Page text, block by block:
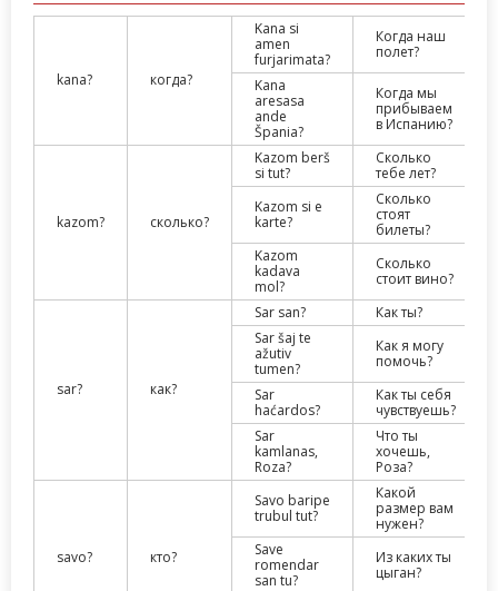
kana? когда?
Kana si
amen
furjarimata?
Когда наш
полет?
Kana
aresasa
ande
Špania?
Когда мы
прибываем
в Испанию?
kazom? сколько?
Kazom berš
si tut?
Сколько
тебе лет?
Kazom si e
karte?
Сколько
стоят
билеты?
Kazom
kadava
mol?
Сколько
стоит вино?
sar? как?
Sar san?
Как ты?
Sar šaj te
ažutiv
tumen?
Как я могу
помочь?
Sar
haćardos?
Как ты себя
чувствуешь?
Sar
kamlanas,
Roza?
Что ты
хочешь,
Роза?
savo? кто?
Savo baripe
trubul tut?
Какой
размер вам
нужен?
Save
romendar
san tu?
Из каких ты
цыган?